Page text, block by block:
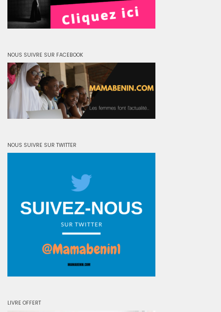
NOUS SUIVRE SUR FACEBOOK
NOUS SUIVRE SUR TWITTER
LIVRE OFFERT